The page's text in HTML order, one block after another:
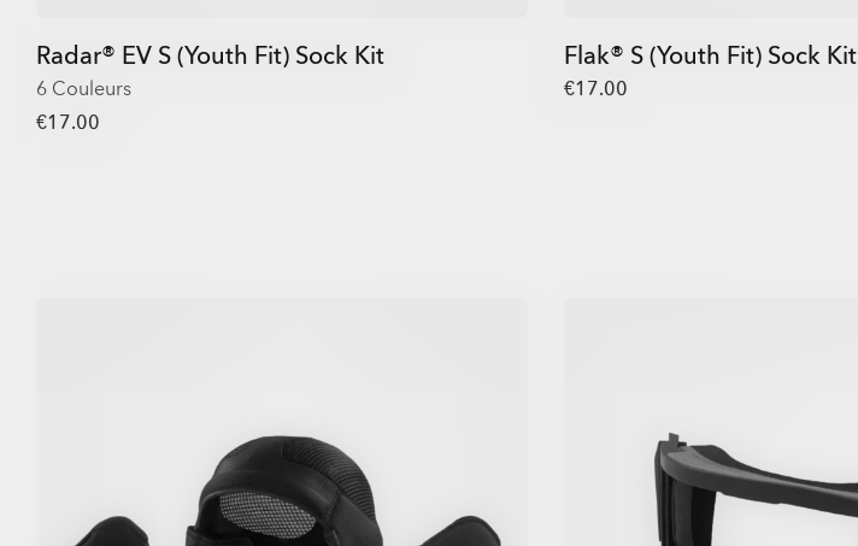
Radar® EV S (Youth Fit) Sock Kit
6 Couleurs
€17.00
Flak® S (Youth Fit) Sock Kit
€17.00